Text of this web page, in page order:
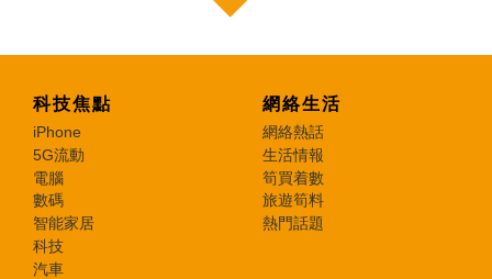
科技焦點
iPhone
5G流動
電腦
數碼
智能家居
科技
汽車
網絡生活
網絡熱話
生活情報
筍買着數
旅遊筍料
熱門話題